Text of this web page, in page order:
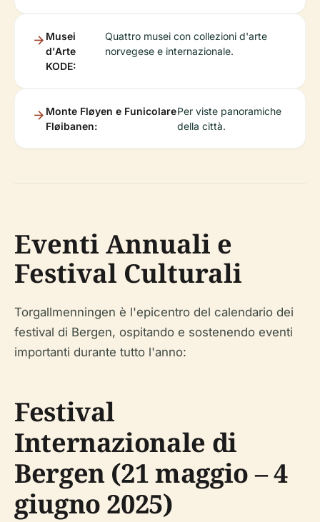
Musei
d'Arte
KODE:
Quattro musei con collezioni d'arte
norvegese e internazionale.
Monte Fløyen e Funicolare
Fløibanen:
Per viste panoramiche
della città.
Eventi Annuali e
Festival Culturali
Torgallmenningen è l'epicentro del calendario dei
festival di Bergen, ospitando e sostenendo eventi
importanti durante tutto l'anno:
Festival
Internazionale di
Bergen (21 maggio – 4
giugno 2025)